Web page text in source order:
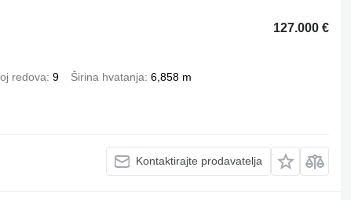
127.000 €
redova 9 Širina hvatanja 6,858 m
Kontaktirajte prodavatelja